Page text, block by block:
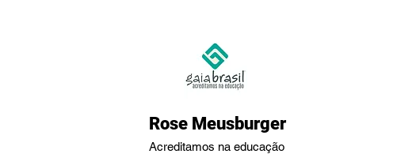
Rose Meusburger
Acreditamos na educação